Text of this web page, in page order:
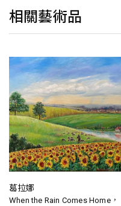
相關藝術品
葛拉娜
When the Rain Comes Home，